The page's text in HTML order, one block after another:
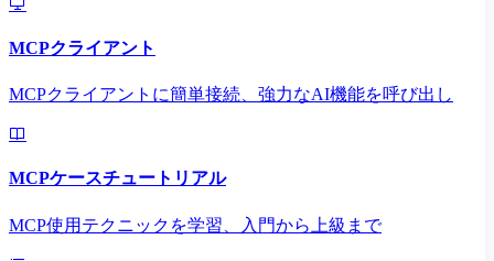
MCPクライアント
MCPクライアントに簡単接続、強力なAI機能を呼び出し
MCPケースチュートリアル
MCP使用テクニックを学習、入門から上級まで